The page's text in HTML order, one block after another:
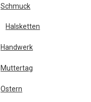
Schmuck
Halsketten
Handwerk
Muttertag
Ostern